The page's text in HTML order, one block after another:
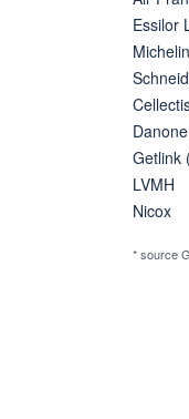
Essilor
Michelin
Danone
Getlink
LVMH
Nicox
* source